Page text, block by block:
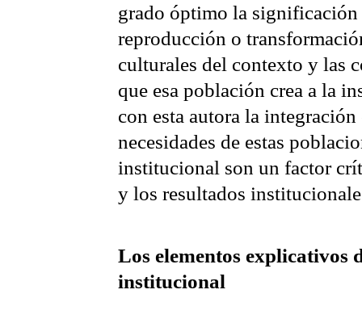
grado óptimo la significación
reproducción o
culturales del contexto y las
que esa población crea a la
con esta autora la
necesidades de estas
institucional son un factor
y los resultados
Los elementos explicativos
institucional